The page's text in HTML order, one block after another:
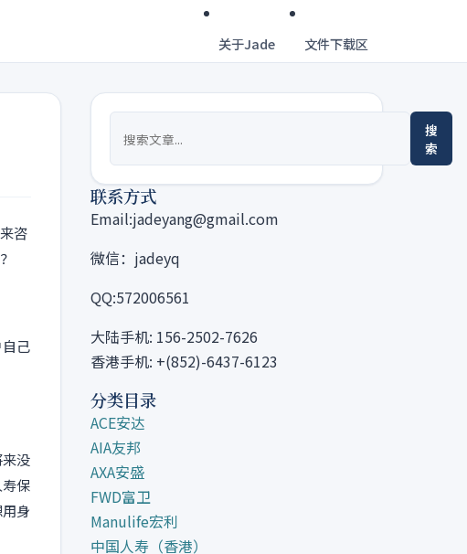
关于Jade 文件下载区
咨
己
没
保
身
搜
索
联系方式
Email:jadeyang@gmail.com
微信：jadeyq
QQ:572006561
大陆手机: 156-2502-7626
香港手机: +(852)-6437-6123
分类目录
ACE安达
AIA友邦
AXA安盛
FWD富卫
Manulife宏利
中国人寿（香港）